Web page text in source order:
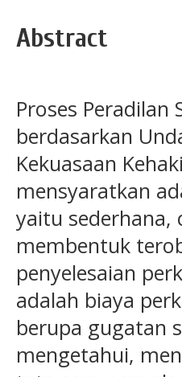
Abstract
Proses Peradilan
berdasarkan
Kekuasaan
mensyaratkan
yaitu sederhana,
membentuk
penyelesaian
adalah biaya
berupa gugatan
mengetahui,